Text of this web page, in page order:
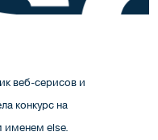
веб-серисов и
конкурс на
именем else.